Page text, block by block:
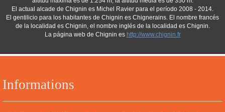
Informations
El actual alcade de Chignin es Michel Ravier para el período 2008 - 2014.
El gentilicio para los habitantes de Chignin es Chignerains. El nombre francés
de la localidad es Chignin, el nombre inglés de la localidad es Chignin.
La página web de Chignin es http://www.chignin.fr